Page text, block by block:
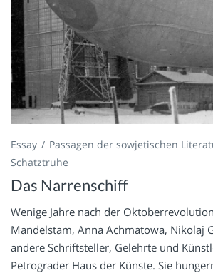
Essay
Passagen der sowjetischen
Schatztruhe
Das Narrenschiff
Wenige Jahre nach der
Mandelstam, Anna Achmatowa, Nikolaj
andere Schriftsteller, Gelehrte und
Petrograder Haus der Künste. Sie